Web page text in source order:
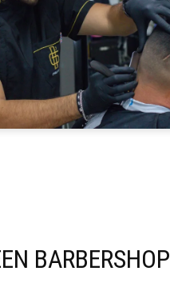
BARBERSHOP